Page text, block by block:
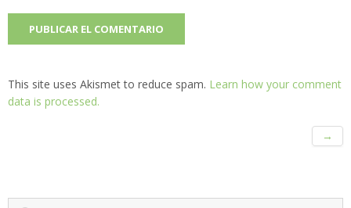
This site uses Akismet to reduce spam. Learn how your comment
data is processed.
→